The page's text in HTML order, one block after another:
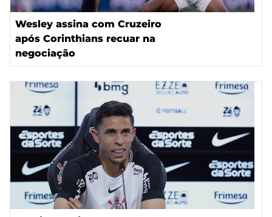
Wesley assina com Cruzeiro
após Corinthians recuar na
negociação